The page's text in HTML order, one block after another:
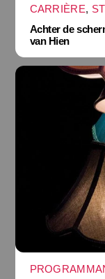
CARRIÈRE,
Achter de
van Hien